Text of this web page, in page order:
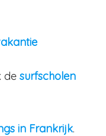
de surfscholen
in Frankrijk.